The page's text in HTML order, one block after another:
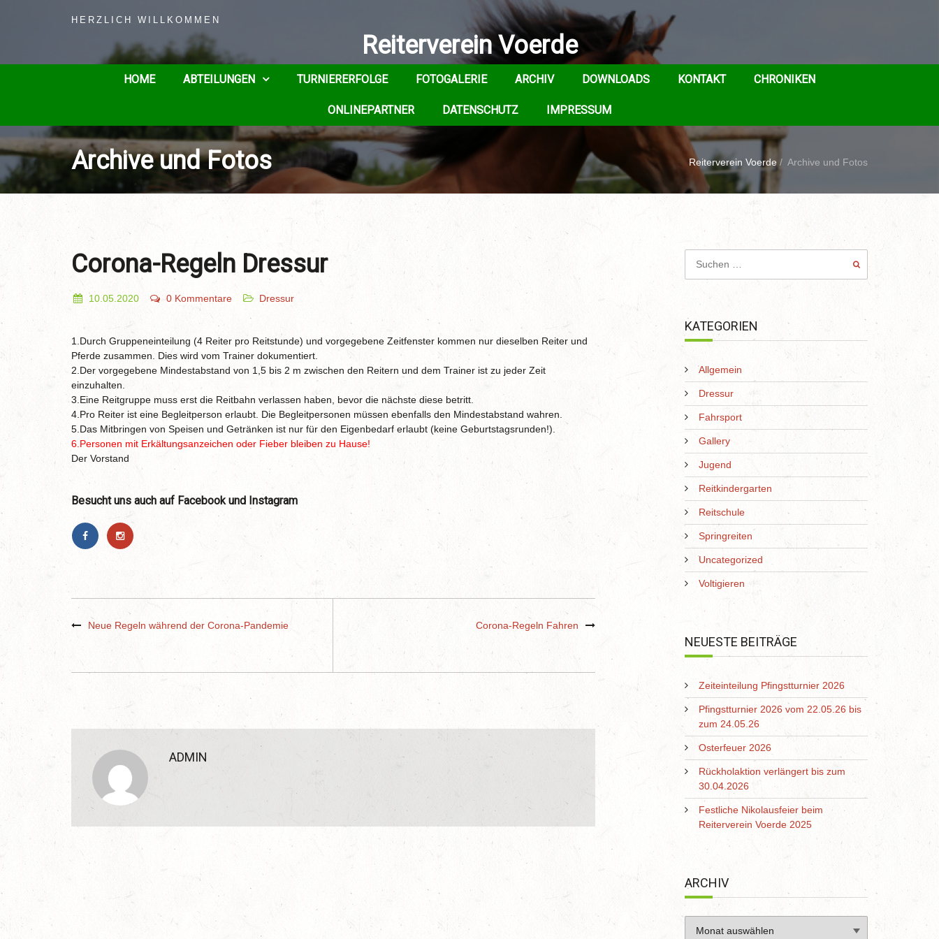
HERZLICH WILLKOMMEN
Reiterverein Voerde
HOME ABTEILUNGEN TURNIERERFOLGE FOTOGALERIE ARCHIV DOWNLOADS KONTAKT CHRONIKEN
ONLINEPARTNER DATENSCHUTZ IMPRESSUM
Archive und Fotos Reiterverein Voerde / Archive und Fotos
Corona-Regeln Dressur
10.05.2020 0 Kommentare Dressur
1.Durch Gruppeneinteilung (4 Reiter pro Reitstunde) und vorgegebene Zeitfenster kommen nur dieselben Reiter und
Pferde zusammen. Dies wird vom Trainer dokumentiert.
2.Der vorgegebene Mindestabstand von 1,5 bis 2 m zwischen den Reitern und dem Trainer ist zu jeder Zeit
einzuhalten.
3.Eine Reitgruppe muss erst die Reitbahn verlassen haben, bevor die nächste diese betritt.
4.Pro Reiter ist eine Begleitperson erlaubt. Die Begleitpersonen müssen ebenfalls den Mindestabstand wahren.
5.Das Mitbringen von Speisen und Getränken ist nur für den Eigenbedarf erlaubt (keine Geburtstagsrunden!).
6.Personen mit Erkältungsanzeichen oder Fieber bleiben zu Hause!
Der Vorstand
Besucht uns auch auf Facebook und Instagram
Neue Regeln während der Corona-Pandemie Corona-Regeln Fahren
ADMIN
KATEGORIEN
Allgemein
Dressur
Fahrsport
Gallery
Jugend
Reitkindergarten
Reitschule
Springreiten
Uncategorized
Voltigieren
NEUESTE BEITRÄGE
Zeiteinteilung Pfingstturnier 2026
Pfingstturnier 2026 vom 22.05.26 bis
zum 24.05.26
Osterfeuer 2026
Rückholaktion verlängert bis zum
30.04.2026
Festliche Nikolausfeier beim
Reiterverein Voerde 2025
ARCHIV